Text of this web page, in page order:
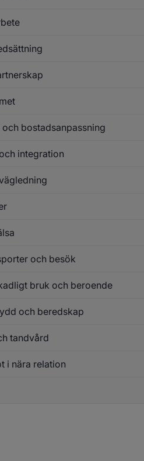
bostadsanpassning
integration
och besök
bruk och beroende
och beredskap
tandvård
i nära relation